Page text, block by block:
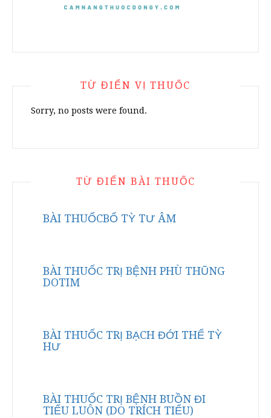
TỪ ĐIỂN VỊ THUỐC
Sorry, no posts were found.
TỪ ĐIỂN BÀI THUỐC
BÀI THUỐCBỔ TỲ TƯ ÂM
BÀI THUỐC TRỊ BỆNH PHÙ THŨNG
DOTIM
BÀI THUỐC TRỊ BẠCH ĐỚI THỂ TỲ
HƯ
BÀI THUỐC TRỊ BỆNH BUỒN ĐI
TIỂU LUÔN (DO TRÍCH TIỂU)